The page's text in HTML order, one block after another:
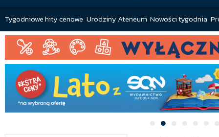
Tygodniowe hity cenowe Urodziny Ateneum Nowości tygodnia